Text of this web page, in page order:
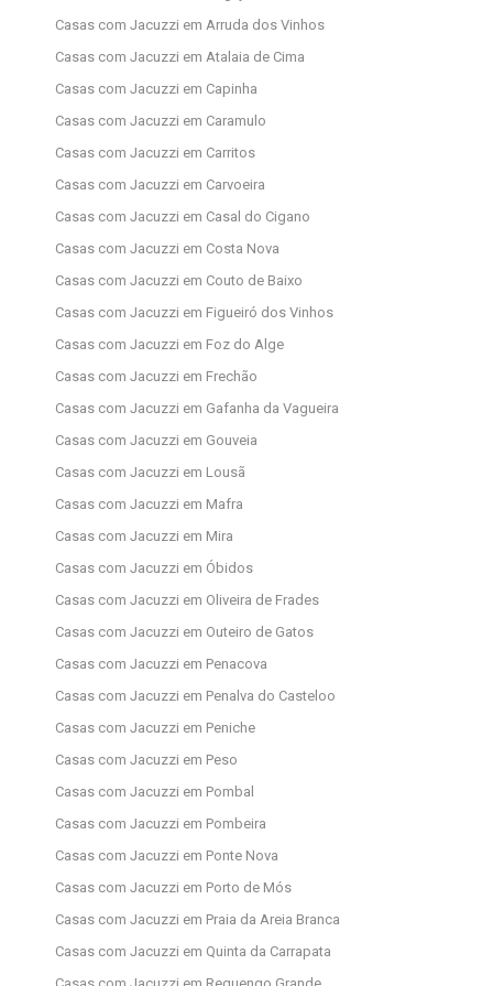
Casas com Jacuzzi em Arruda dos Vinhos
Casas com Jacuzzi em Atalaia de Cima
Casas com Jacuzzi em Capinha
Casas com Jacuzzi em Caramulo
Casas com Jacuzzi em Carritos
Casas com Jacuzzi em Carvoeira
Casas com Jacuzzi em Casal do Cigano
Casas com Jacuzzi em Costa Nova
Casas com Jacuzzi em Couto de Baixo
Casas com Jacuzzi em Figueiró dos Vinhos
Casas com Jacuzzi em Foz do Alge
Casas com Jacuzzi em Frechão
Casas com Jacuzzi em Gafanha da Vagueira
Casas com Jacuzzi em Gouveia
Casas com Jacuzzi em Lousã
Casas com Jacuzzi em Mafra
Casas com Jacuzzi em Mira
Casas com Jacuzzi em Óbidos
Casas com Jacuzzi em Oliveira de Frades
Casas com Jacuzzi em Outeiro de Gatos
Casas com Jacuzzi em Penacova
Casas com Jacuzzi em Penalva do Casteloo
Casas com Jacuzzi em Peniche
Casas com Jacuzzi em Peso
Casas com Jacuzzi em Pombal
Casas com Jacuzzi em Pombeira
Casas com Jacuzzi em Ponte Nova
Casas com Jacuzzi em Porto de Mós
Casas com Jacuzzi em Praia da Areia Branca
Casas com Jacuzzi em Quinta da Carrapata